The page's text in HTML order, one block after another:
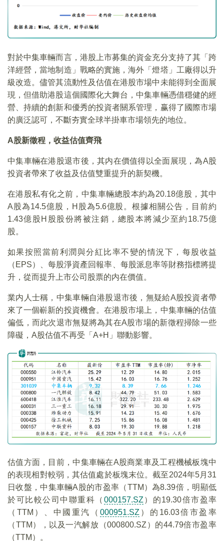
對於中集車輛而言，港股上市募集的資金充分支持了其「跨
洋經營，當地制造」戰略的實施，海外「燈塔」工廠得以升
級改造。儘管其流動性及估值在港股市場中未能得到全面展
現，但借助港股這個國際化大舞台，中集車輛憑借穩健的經
營、持續的創新和優秀的投資者關系管理，赢得了國際市場
的廣泛認可，不斷夯實全球半掛車市場領先的地位。
A股新徵程，收益估值齊飛
中集車輛在港股退市後，其内在價值得以全面展現，為A股
投資者帶來了收益及估值雙重提升的新契機。
在港股私有化之前，中集車輛總股本約為20.18億股，其中
A股為14.5億股，H股為5.6億股。根據相關公告，目前約
1.43億股H股股份將被注銷，總股本將減少至約18.75億
股。
如果按照當前利潤與分紅比率不變的情況下，每股收益
（EPS）、每股淨資產回報率、每股派息率等財務指標將提
升，從而提升上市公司股票的内在價值。
業内人士稱，中集車輛自港股退市後，無疑給A股投資者帶
來了一個嶄新的投資機會。在港股市場上，中集車輛的估值
偏低，而此次退市無疑將為其在A股市場的新徵程掃除一些
障礙，A股估值不再受「A+H」聯動影響。
估值方面，目前，中集車輛在A股商業車及工程機械板塊中
的表現相對較弱，其估值處於板塊末位。截至2024年5月31
日收盤，中集車輛A股的市盈率（TTM）為8.39倍，明顯低
於可比較公司中聯重科（ 000157.SZ ）的19.30倍市盈率
（TTM）、中國重汽（ 000951.SZ ）的16.03倍市盈率
（TTM），以及一汽解放（000800.SZ）的44.79倍市盈率
（TTM）。